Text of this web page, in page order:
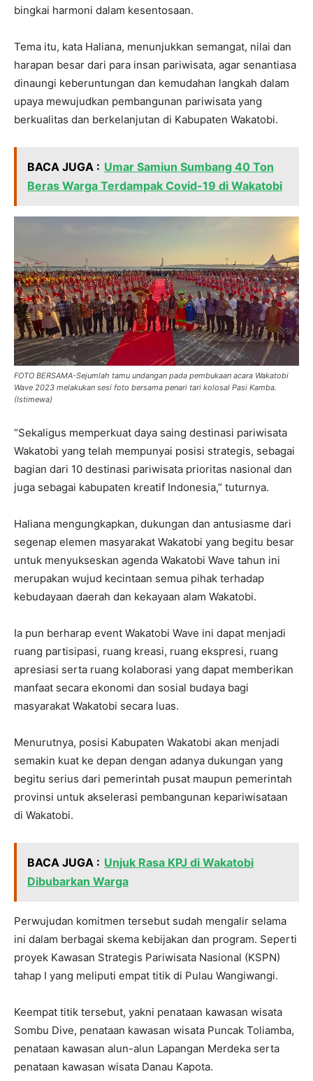
bingkai harmoni dalam kesentosaan.
Tema itu, kata Haliana, menunjukkan semangat, nilai dan
harapan besar dari para insan pariwisata, agar senantiasa
dinaungi keberuntungan dan kemudahan langkah dalam
upaya mewujudkan pembangunan pariwisata yang
berkualitas dan berkelanjutan di Kabupaten Wakatobi.
BACA JUGA : Umar Samiun Sumbang 40 Ton
Beras Warga Terdampak Covid-19 di Wakatobi
FOTO BERSAMA-Sejumlah tamu undangan pada pembukaan acara Wakatobi
Wave 2023 melakukan sesi foto bersama penari tari kolosal Pasi Kamba.
(Istimewa)
“Sekaligus memperkuat daya saing destinasi pariwisata
Wakatobi yang telah mempunyai posisi strategis, sebagai
bagian dari 10 destinasi pariwisata prioritas nasional dan
juga sebagai kabupaten kreatif Indonesia,” tuturnya.
Haliana mengungkapkan, dukungan dan antusiasme dari
segenap elemen masyarakat Wakatobi yang begitu besar
untuk menyukseskan agenda Wakatobi Wave tahun ini
merupakan wujud kecintaan semua pihak terhadap
kebudayaan daerah dan kekayaan alam Wakatobi.
Ia pun berharap event Wakatobi Wave ini dapat menjadi
ruang partisipasi, ruang kreasi, ruang ekspresi, ruang
apresiasi serta ruang kolaborasi yang dapat memberikan
manfaat secara ekonomi dan sosial budaya bagi
masyarakat Wakatobi secara luas.
Menurutnya, posisi Kabupaten Wakatobi akan menjadi
semakin kuat ke depan dengan adanya dukungan yang
begitu serius dari pemerintah pusat maupun pemerintah
provinsi untuk akselerasi pembangunan kepariwisataan
di Wakatobi.
BACA JUGA : Unjuk Rasa KPJ di Wakatobi
Dibubarkan Warga
Perwujudan komitmen tersebut sudah mengalir selama
ini dalam berbagai skema kebijakan dan program. Seperti
proyek Kawasan Strategis Pariwisata Nasional (KSPN)
tahap I yang meliputi empat titik di Pulau Wangiwangi.
Keempat titik tersebut, yakni penataan kawasan wisata
Sombu Dive, penataan kawasan wisata Puncak Toliamba,
penataan kawasan alun-alun Lapangan Merdeka serta
penataan kawasan wisata Danau Kapota.